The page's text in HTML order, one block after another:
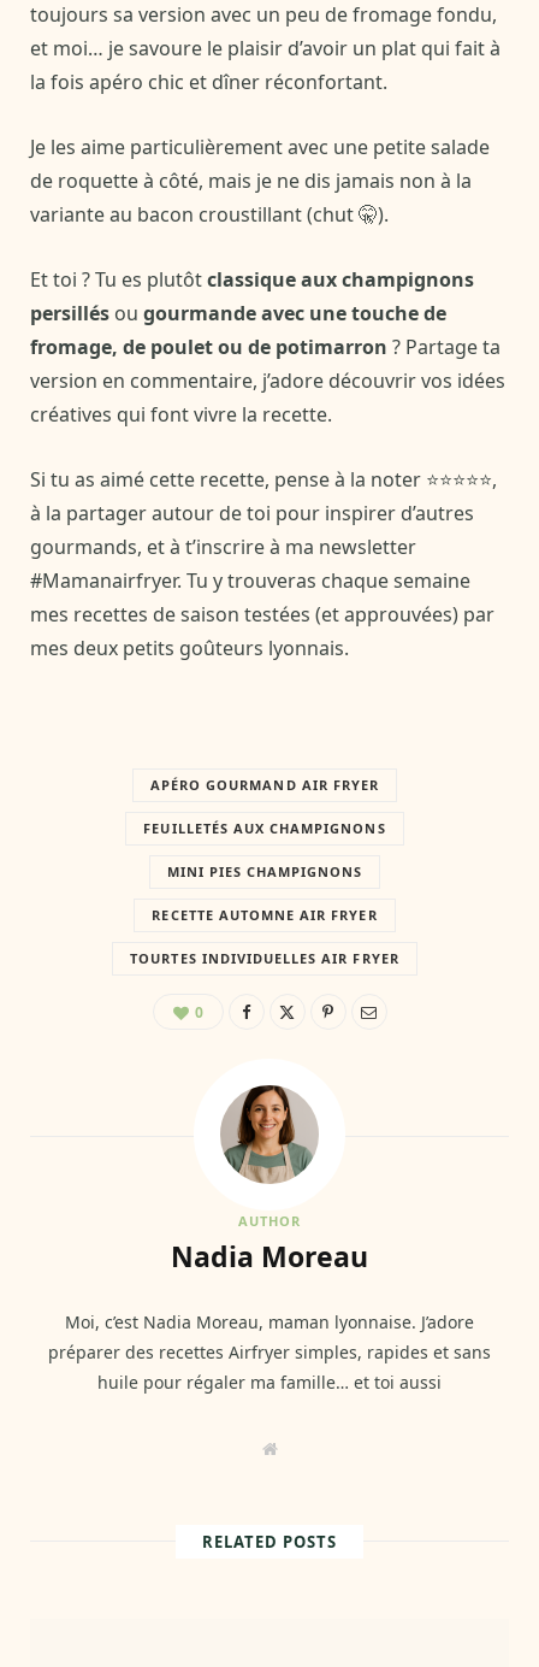
toujours sa version avec un peu de fromage fondu,
et moi… je savoure le plaisir d’avoir un plat qui fait à
la fois apéro chic et dîner réconfortant.
Je les aime particulièrement avec une petite salade
de roquette à côté, mais je ne dis jamais non à la
variante au bacon croustillant (chut 🤫).
Et toi ? Tu es plutôtclassique aux champignons
persillés ou gourmande avec une touche de
fromage, de poulet ou de potimarron ? Partage ta
version en commentaire, j’adore découvrir vos idées
créatives qui font vivre la recette.
Si tu as aimé cette recette, pense à la noter ⭐⭐⭐⭐⭐,
à la partager autour de toi pour inspirer d’autres
gourmands, et à t’inscrire à ma newsletter
#Mamanairfryer. Tu y trouveras chaque semaine
mes recettes de saison testées (et approuvées) par
mes deux petits goûteurs lyonnais.
APÉRO GOURMAND AIR FRYER
FEUILLETÉS AUX CHAMPIGNONS
MINI PIES CHAMPIGNONS
RECETTE AUTOMNE AIR FRYER
TOURTES INDIVIDUELLES AIR FRYER
0
AUTHOR
Nadia Moreau
Moi, c’est Nadia Moreau, maman lyonnaise. J’adore
préparer des recettes Airfryer simples, rapides et sans
huile pour régaler ma famille… et toi aussi
W
RELATED POSTS